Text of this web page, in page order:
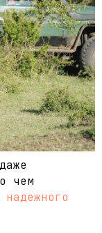
чем
надежного